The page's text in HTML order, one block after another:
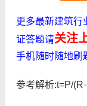
更多最新建筑行
证答题请关注
手机随时随地刷
参考解析:t=P/